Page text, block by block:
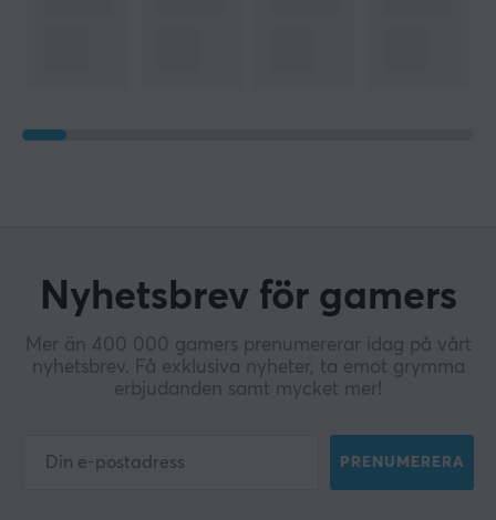
Nyhetsbrev för gamers
Mer än 400 000 gamers prenumererar idag på vårt
nyhetsbrev. Få exklusiva nyheter, ta emot grymma
erbjudanden samt mycket mer!
PRENUMERERA